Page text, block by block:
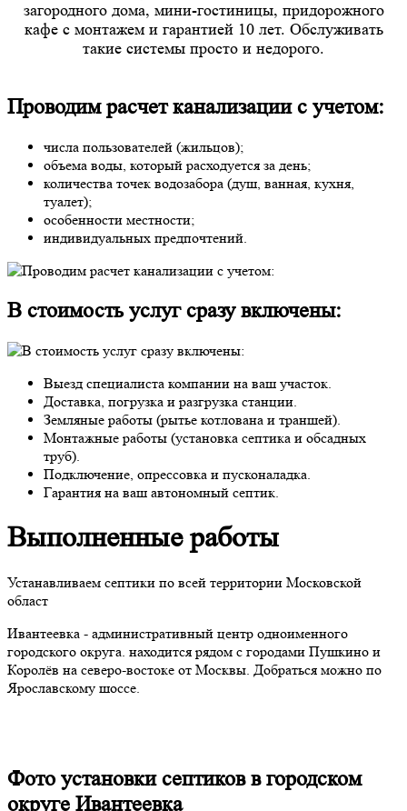
загородного дома, мини-гостиницы, придорожного
кафе с монтажем и гарантией 10 лет. Обслуживать
такие системы просто и недорого.
Проводим расчет канализации с учетом:
числа пользователей (жильцов);
объема воды, который расходуется за день;
количества точек водозабора (душ, ванная, кухня,
туалет);
особенности местности;
индивидуальных предпочтений.
В стоимость услуг сразу включены:
Выезд специалиста компании на ваш участок.
Доставка, погрузка и разгрузка станции.
Земляные работы (рытье котлована и траншей).
Монтажные работы (установка септика и обсадных
труб).
Подключение, опрессовка и пусконаладка.
Гарантия на ваш автономный септик.
Выполненные работы
Устанавливаем септики по всей территории Московской
област
Ивантеевка - административный центр одноименного
городского округа. находится рядом с городами Пушкино и
Королёв на северо-востоке от Москвы. Добраться можно по
Ярославскому шоссе.
Фото установки септиков в городском
округе Ивантеевка